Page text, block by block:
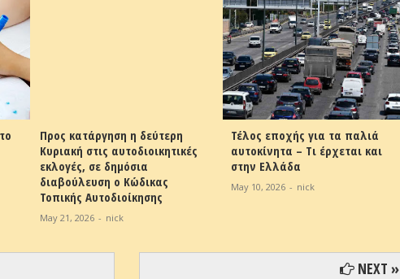
Τέλος εποχής για τα παλιά
αυτοκίνητα – Τι έρχεται και
στην Ελλάδα
May 10, 2026 - nick
Tι αλλάζει με το νέο gov.gr για
ραντεβού, υπηρεσίες και
έγγραφα: «Κάνουμε το Δημόσιο
πιο παραγωγικό»
NEXT »